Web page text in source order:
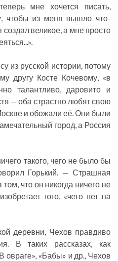
мне хочется писать,
чтобы из меня вышло что-
великое, а мне просто
из русской истории, потому
другу Косте Кочевому, «в
талантливо, даровито и
— оба страстно любят свою
и обожали её. Они были
город, а Россия
такого, чего не было бы
Горький. — Страшная
что он никогда ничего не
того, «чего нет на
деревни, Чехов правдиво
В таких рассказах, как
овраге», «Бабы» и др., Чехов